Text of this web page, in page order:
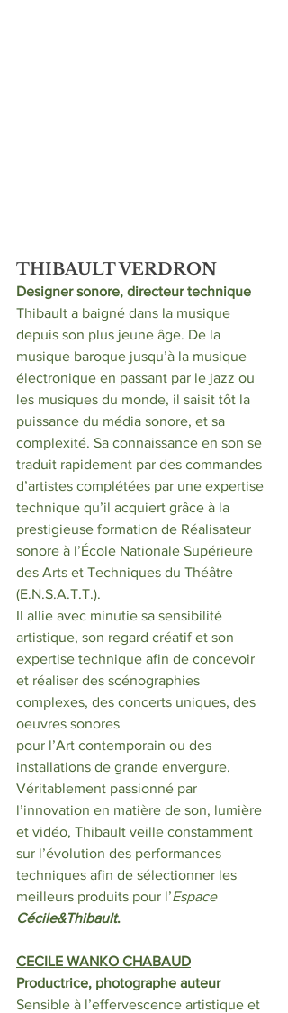
THIBAULT VERDRON
Designer sonore, directeur technique
Thibault a baigné dans la musique
depuis son plus jeune âge. De la
musique baroque jusqu’à la musique
électronique en passant par le jazz ou
les musiques du monde, il saisit tôt la
puissance du média sonore, et sa
complexité. Sa connaissance en son se
traduit rapidement par des commandes
d’artistes complétées par une expertise
technique qu’il acquiert grâce à la
prestigieuse formation de Réalisateur
sonore à l’École Nationale Supérieure
des Arts et Techniques du Théâtre
(E.N.S.A.T.T.).
Il allie avec minutie sa sensibilité
artistique, son regard créatif et son
expertise technique afin de concevoir
et réaliser des scénographies
complexes, des concerts uniques, des
oeuvres sonores
pour l’Art contemporain ou des
installations de grande envergure.
Véritablement passionné par
l’innovation en matière de son, lumière
et vidéo, Thibault veille constamment
sur l’évolution des performances
techniques afin de sélectionner les
meilleurs produits pour l’Espace
Cécile&Thibault.
CECILE WANKO CHABAUD
Productrice, photographe auteur
Sensible à l’effervescence artistique et